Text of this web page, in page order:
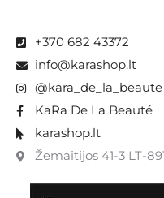
+370 682 43372
info@karashop.lt
@kara_de_la_beaute
KaRa De La Beauté
karashop.lt
Žemaitijos 41-3 LT-